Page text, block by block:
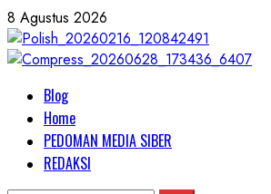
Skip
to
content
8 Agustus 2026
Primary
Menu
Blog
Home
PEDOMAN MEDIA SIBER
REDAKSI